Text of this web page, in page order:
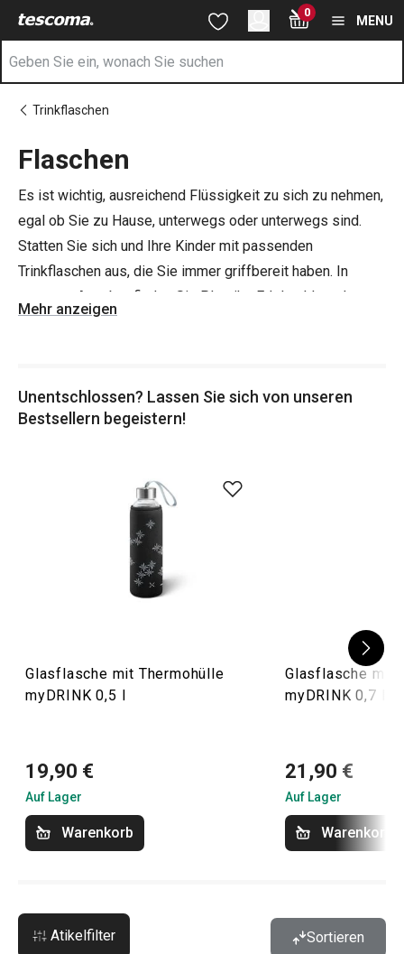
Sie befinden sich auf der Flaschen Seite
Zum Hauptinhalt springen
Zur Suche springen
Zur Navigation springen 0
MENU
Trinkflaschen
Flaschen
Es ist wichtig, ausreichend Flüssigkeit zu sich zu nehmen,
egal ob Sie zu Hause, unterwegs oder unterwegs sind.
Statten Sie sich und Ihre Kinder mit passenden
Trinkflaschen aus, die Sie immer griffbereit haben. In
unserem Angebot finden Sie Plastik-, Edelstahl- und
Glasflaschen, die für die Schule, für Ausflüge und für den
geeignet.
Mehr anzeigen
Unentschlossen? Lassen Sie sich von unseren
Bestsellern begeistern!
Glasflasche mit Thermohülle
myDRINK 0,5 l
19,90 €
Auf Lager
Warenkorb
Glasflasche mit
myDRINK 0,7 l
21,90 €
Auf Lager
Warenkorb
Atikelfilter Sortieren